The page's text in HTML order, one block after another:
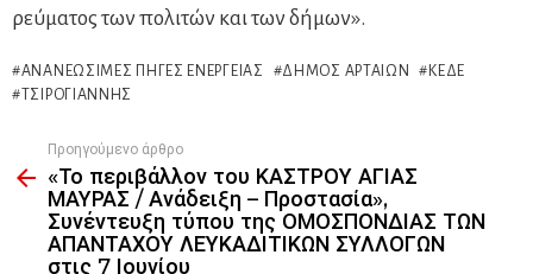
ρεύματος των πολιτών και των δήμων».
ΑΝΑΝΕΏΣΙΜΕΣ ΠΗΓΈΣ ΕΝΈΡΓΕΙΑΣ ΔΉΜΟΣ ΑΡΤΑΊΩΝ
ΚΕΔΕ
ΤΣΙΡΟΓΙΆΝΝΗΣ
more
Προηγούμενο άρθρο
«Το περιβάλλον του ΚΑΣΤΡΟΥ ΑΓΙΑΣ
ΜΑΥΡΑΣ / Ανάδειξη – Προστασία»,
Συνέντευξη τύπου της ΟΜΟΣΠΟΝΔΙΑΣ ΤΩΝ
ΑΠΑΝΤΑΧΟΥ ΛΕΥΚΑΔΙΤΙΚΩΝ ΣΥΛΛΟΓΩΝ
στις 7 Ιουνίου